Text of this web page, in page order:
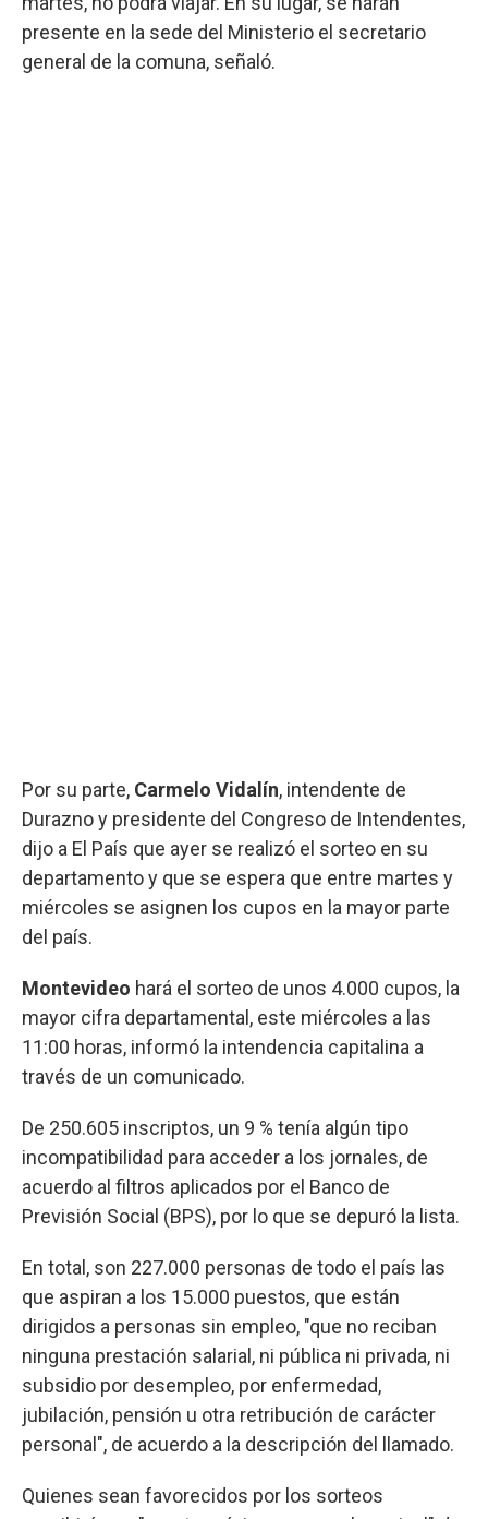
presente en la sede del Ministerio el secretario
general de la comuna, señaló.
Por su parte, Carmelo Vidalín, intendente de
Durazno y presidente del Congreso de Intendentes,
dijo a El País que ayer se realizó el sorteo en su
departamento y que se espera que entre martes y
miércoles se asignen los cupos en la mayor parte
del país.
Montevideo hará el sorteo de unos 4.000 cupos, la
mayor cifra departamental, este miércoles a las
11:00 horas, informó la intendencia capitalina a
través de un comunicado.
De 250.605 inscriptos, un 9 % tenía algún tipo
incompatibilidad para acceder a los jornales, de
acuerdo al filtros aplicados por el Banco de
Previsión Social (BPS), por lo que se depuró la lista.
En total, son 227.000 personas de todo el país las
que aspiran a los 15.000 puestos, que están
dirigidos a personas sin empleo, "que no reciban
ninguna prestación salarial, ni pública ni privada, ni
subsidio por desempleo, por enfermedad,
jubilación, pensión u otra retribución de carácter
personal", de acuerdo a la descripción del llamado.
Quienes sean favorecidos por los sorteos